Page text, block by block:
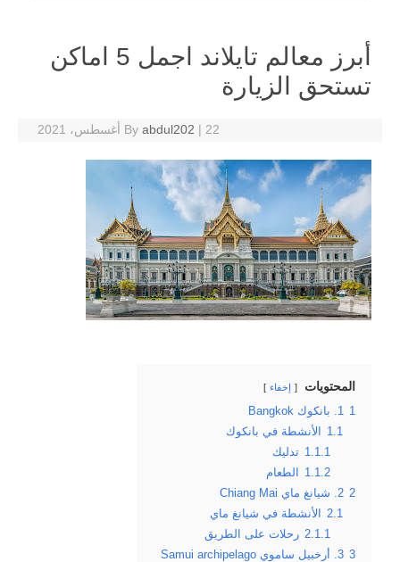
أبرز معالم تايلاند اجمل 5 اماكن
تستحق الزيارة
Byabdul202 | 22 أغسطس، 2021
المحتويات إخفاء
1 1. بانكوك Bangkok
1.1
الأنشطة في بانكوك
1.1.1 تدليك
1.1.2
الطعام
2 2. شيانغ ماي Chiang Mai
2.1
الأنشطة في شيانغ ماي
2.1.1 رحلات على الطريق
3 3. أرخبيل ساموي Samui archipelago